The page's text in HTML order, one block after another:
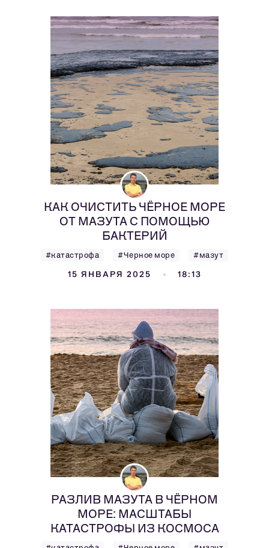
КАК ОЧИСТИТЬ ЧЁРНОЕ МОРЕ
ОТ МАЗУТА С ПОМОЩЬЮ
БАКТЕРИЙ
#катастрофа #Черное море #мазут
15 ЯНВАРЯ 2025 18:13
РАЗЛИВ МАЗУТА В ЧЁРНОМ
МОРЕ: МАСШТАБЫ
КАТАСТРОФЫ ИЗ КОСМОСА